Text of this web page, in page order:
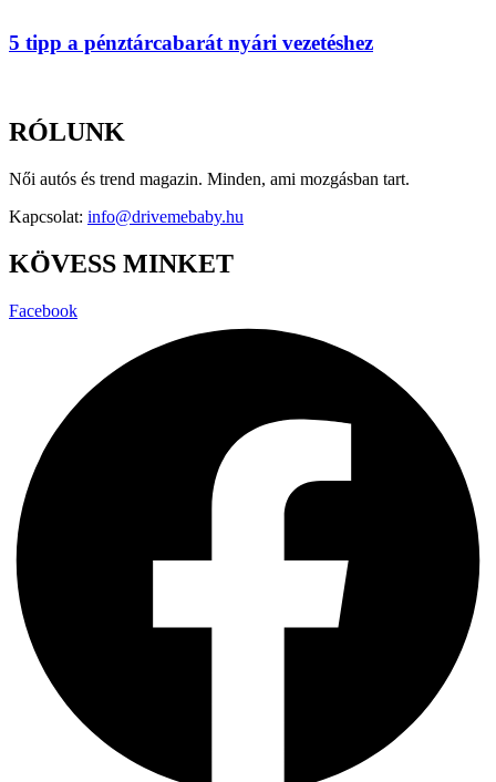
5 tipp a pénztárcabarát nyári vezetéshez
RÓLUNK
Női autós és trend magazin. Minden, ami mozgásban tart.
Kapcsolat: info@drivemebaby.hu
KÖVESS MINKET
Facebook